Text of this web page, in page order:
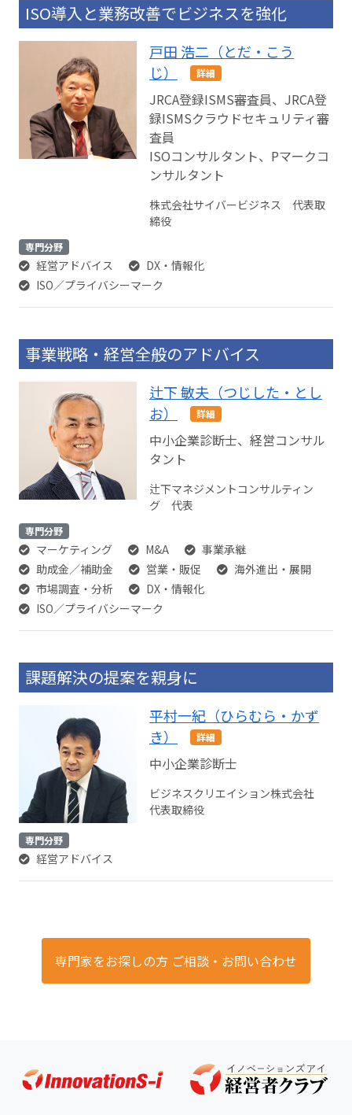
ISO導入と業務改善でビジネスを強化
戸田 浩二（とだ・こう
じ）
詳細
JRCA登録ISMS審査員、JRCA登
録ISMSクラウドセキュリティ審
査員
ISOコンサルタント、Pマークコ
ンサルタント
株式会社サイバービジネス 代表取
締役
専門分野
経営アドバイス
DX・情報化
ISO／プライバシーマーク
事業戦略・経営全般のアドバイス
辻下 敏夫（つじした・とし
お）
詳細
中小企業診断士、経営コンサル
タント
辻下マネジメントコンサルティン
グ 代表
専門分野
マーケティング M&A
事業承継
助成金／補助金
営業・販促
海外進出・展開
市場調査・分析
DX・情報化
ISO／プライバシーマーク
課題解決の提案を親身に
平村一紀（ひらむら・かず
き）
詳細
中小企業診断士
ビジネスクリエイション株式会社
代表取締役
専門分野
経営アドバイス
専門家をお探しの方 ご相談・お問い合わせ